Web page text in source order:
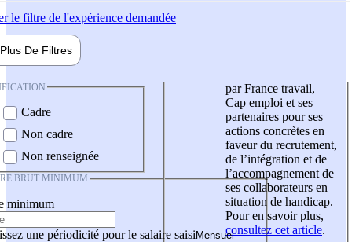
le filtre de l'expérience demandée
Plus De Filtres
Cadre
Non cadre
Non renseignée
BRUT MINIMUM
minimum
une périodicité pour le salaire saisi
par France travail,
Cap emploi et ses
partenaires pour ses
actions concrètes en
faveur du recrutement,
de l’intégration et de
l’accompagnement de
ses collaborateurs en
situation de handicap.
Pour en savoir plus,
consultez cet article.